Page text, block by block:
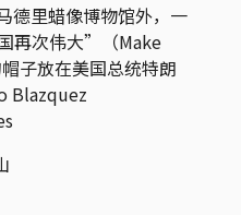
德里蜡像博物馆外，一
再次伟大”（Make
子放在美国总统特朗
Blazquez